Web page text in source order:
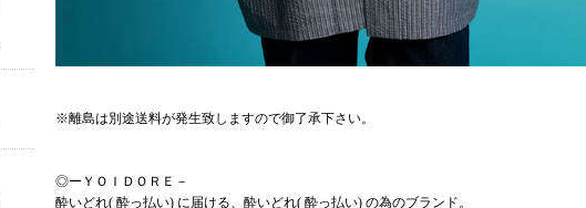
※離島は別途送料が発生致しますので御了承下さい。
◎ーＹＯＩＤＯＲＥ－
酔いどれ( 酔っ払い) に届ける、酔いどれ( 酔っ払い) の為のブランド。